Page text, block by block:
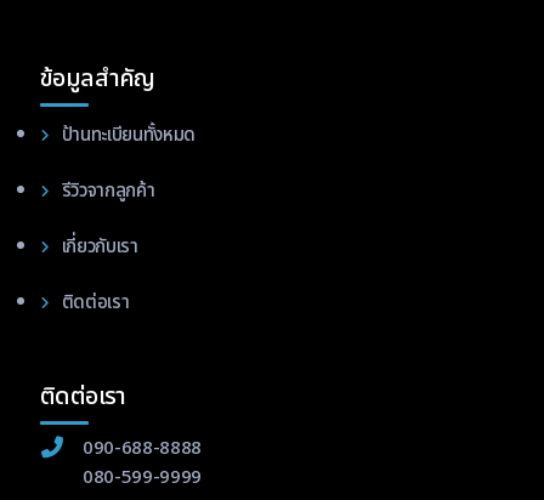
ข้อมูลสำคัญ
ป้านทะเบียนทั้งหมด
รีวิวจากลูกค้า
เกี่ยวกับเรา
ติดต่อเรา
ติดต่อเรา
090-688-8888
080-599-9999